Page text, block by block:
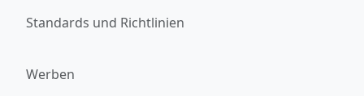
Standards und Richtlinien
Werben